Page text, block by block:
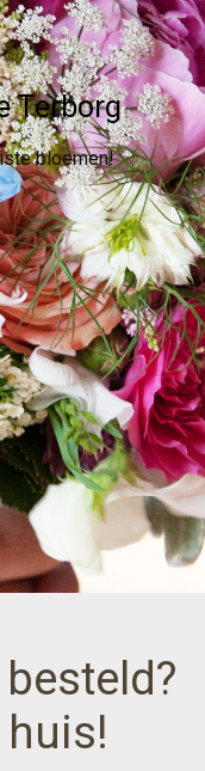
Terborg
bloemen!